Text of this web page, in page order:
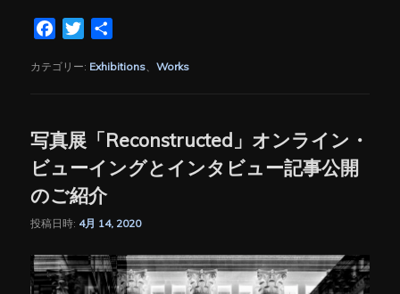
FacebookTwitter
カテゴリー: Exhibitions、Works
写真展「Reconstructed」オンライン・
ビューイングとインタビュー記事公開
のご紹介
投稿日時: 4月 14, 2020